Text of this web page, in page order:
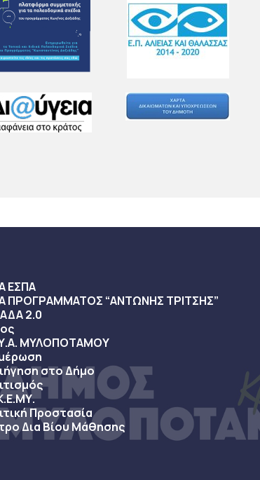
ΕΣΠΑ
ΠΡΟΓΡΑΜΜΑΤΟΣ “ΑΝΤΩΝΗΣ ΤΡΙΤΣΗΣ”
2.0
ΜΥΛΟΠΟΤΑΜΟΥ
στο Δήμο
Προστασία
Δια Βίου Μάθησης